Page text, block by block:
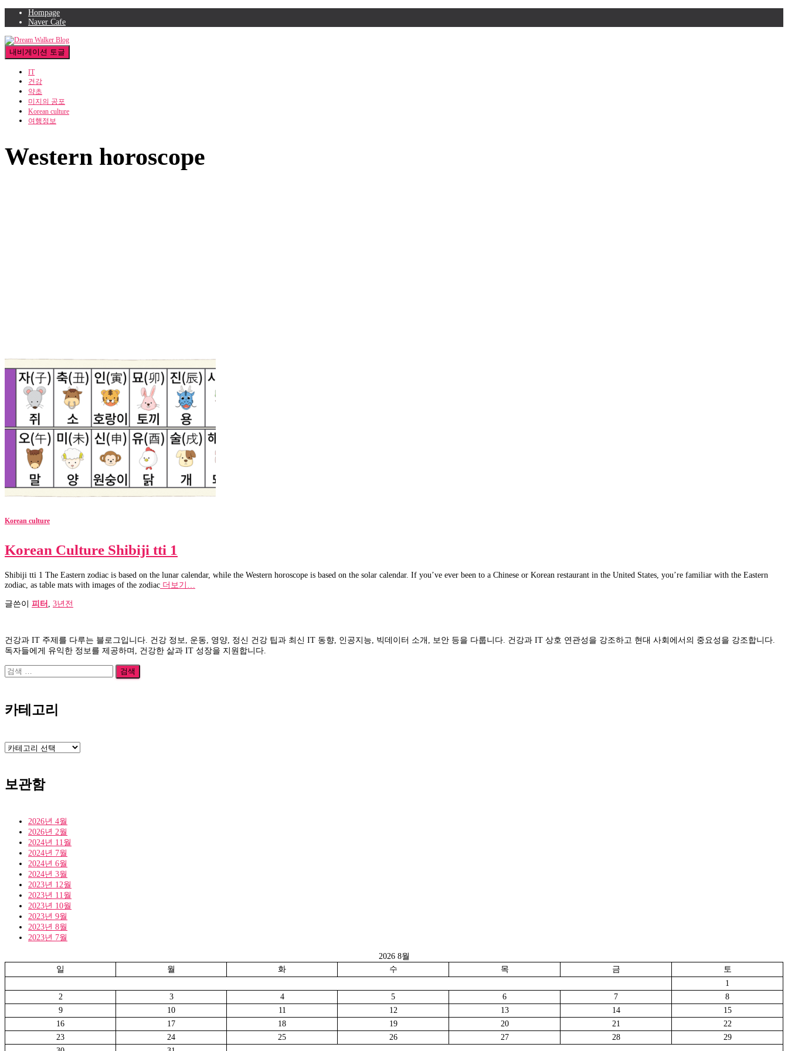
Hompage
Naver Cafe
내비게이션 토글
IT
건강
약초
미지의 공포
Korean culture
여행정보
Western horoscope
Korean culture
Korean Culture Shibiji tti 1
Shibiji tti 1 The Eastern zodiac is based on the lunar calendar, while the Western horoscope is based on the solar calendar. If you’ve ever been to a Chinese or Korean restaurant in the United States, you’re familiar with the Eastern
zodiac, as table mats with images of the zodiac 더보기…
글쓴이 피터 3년 전
건강과 IT 주제를 다루는 블로그입니다. 건강 정보, 운동, 영양, 정신 건강 팁과 최신 IT 동향, 인공지능, 빅데이터 소개, 보안 등을 다룹니다. 건강과 IT 상호 연관성을 강조하고 현대 사회에서의 중요성을 강조합니다.
독자들에게 유익한 정보를 제공하며, 건강한 삶과 IT 성장을 지원합니다.
검
색:
카테고리
카
리
보관함
2026년 4월
2026년 2월
2024년 11월
2024년 7월
2024년 6월
2024년 3월
2023년 12월
2023년 11월
2023년 10월
2023년 9월
2023년 8월
2023년 7월
2026 8월
일
월 화 수 목 금
토
1
2
3 4 5 6 7
8
9
10 11 12 13 14
15
16
17 18 19 20 21
22
23
24 25 26 27 28
29